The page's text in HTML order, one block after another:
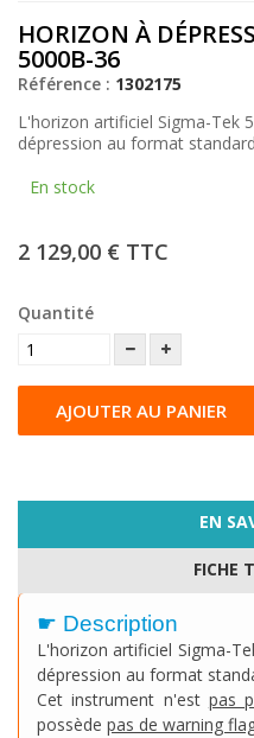
HORIZON À
5000B-36
Référence : 1302175
L'horizon artificiel Sigma-Tek
dépression au format
En stock
2 129,00 € TTC
Quantité
AJOUTER AU PANIER
EN
FICHE
☛ Description
L'horizon artificiel Sigma-
dépression au format
Cet instrument n'est pas
possède pas de warning